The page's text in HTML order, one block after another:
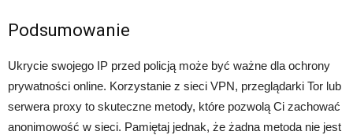
Podsumowanie
Ukrycie swojego IP przed policją może być ważne dla ochrony
prywatności online. Korzystanie z sieci VPN, przeglądarki Tor lub
serwera proxy to skuteczne metody, które pozwolą Ci zachować
anonimowość w sieci. Pamiętaj jednak, że żadna metoda nie jest